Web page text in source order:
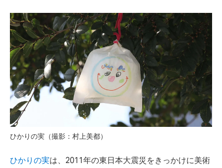
ひかりの実（撮影：村上美都）
ひかりの実は、2011年の東日本大震災をきっかけに美術